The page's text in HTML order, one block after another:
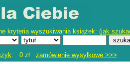
kryteria wyszukiwania książek: (jak
: 0 zł zamówienie wysyłkowe >>>